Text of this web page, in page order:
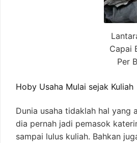
Capai
Per
Hoby Usaha Mulai sejak Kuliah
Dunia usaha tidaklah hal yang
dia pernah jadi pemasok
sampai lulus kuliah. Bahkan